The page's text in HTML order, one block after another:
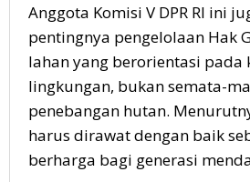
Anggota Komisi V DPR RI ini
pentingnya pengelolaan Hak
lahan yang berorientasi pada
lingkungan, bukan semata-
penebangan hutan.
harus dirawat dengan baik
berharga bagi generasi